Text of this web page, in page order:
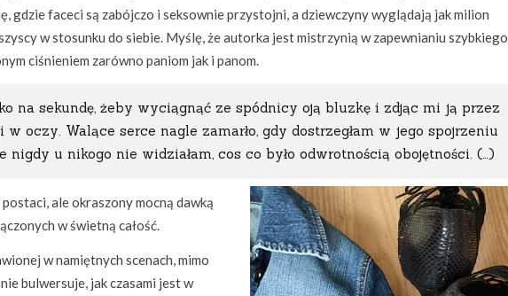
gdzie faceci są zabójczo i seksownie przystojni, a dziewczyny wyglądają jak milion
w stosunku do siebie. Myślę, że autorka jest mistrzynią w zapewnianiu szybkiego
ciśnieniem zarówno paniom jak i panom.
na sekundę, żeby wyciągnąć ze spódnicy oją bluzkę i zdjąc mi ją przez
w oczy. Walące serce nagle zamarło, gdy dostrzegłam w jego spojrzeniu
nigdy u nikogo nie widziałam, cos co było odwrotnością obojętności. (…)
ale okraszony mocną dawką
w świetną całość.
w namiętnych scenach, mimo
bulwersuje, jak czasami jest w